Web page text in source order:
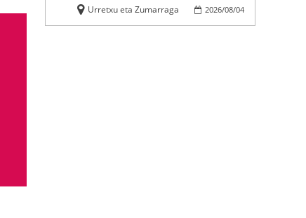
2026/08/04
Urretxu eta Zumarraga